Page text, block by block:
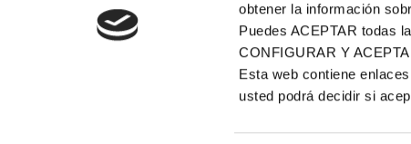
obtener la información
Puedes ACEPTAR todas
CONFIGURAR Y
Esta web contiene
usted podrá decidir si
Puede consultar en la Política